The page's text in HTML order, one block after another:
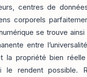
centres de
corporels
se trouve ainsi
entre
la propriété bien
le rendent possible.